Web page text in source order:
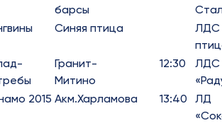
барсы
Синяя птица
ЛДС
Гранит-
Митино
12:30
ЛДС
2015 Акм.Харламова 13:40
ЛД